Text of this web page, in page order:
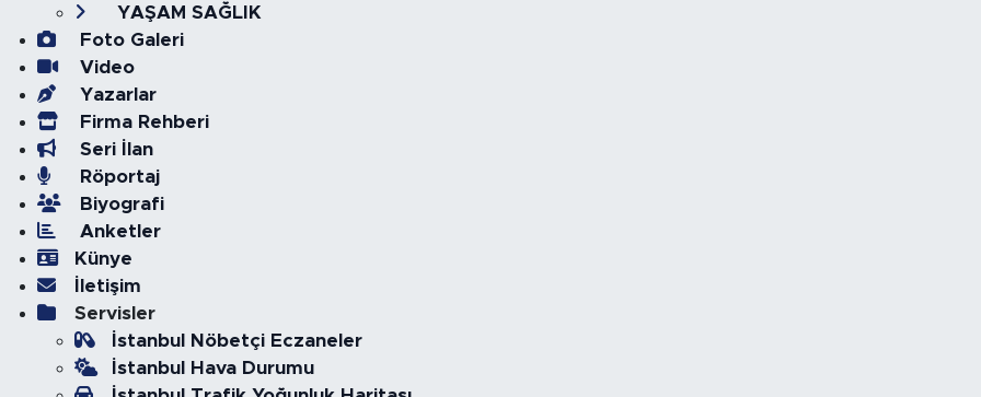
YAŞAM SAĞLIK
Foto Galeri
Video
Yazarlar
Firma Rehberi
Seri İlan
Röportaj
Biyografi
Anketler
Künye
İletişim
Servisler
İstanbul Nöbetçi Eczaneler
İstanbul Hava Durumu